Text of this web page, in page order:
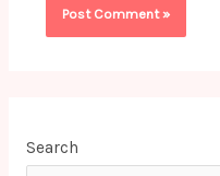
Search